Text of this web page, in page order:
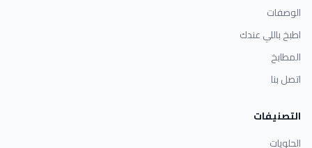
الوصفات
اطبخ باللي عندك
المطابخ
اتصل بنا
التصنيفات
الحلويات